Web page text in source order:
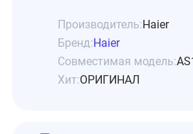
Производитель:Haier
Бренд:Haier
Совместимая модель:
Хит:ОРИГИНАЛ